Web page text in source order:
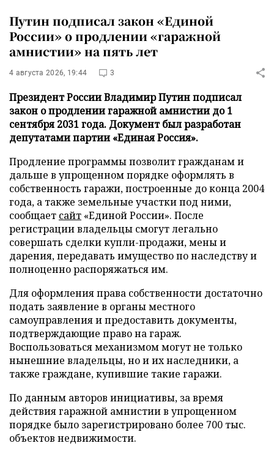
Путин подписал закон «Единой
России» о продлении «гаражной
амнистии» на пять лет
4 августа 2026, 19:44 3
Президент России Владимир Путин подписал
закон о продлении гаражной амнистии до 1
сентября 2031 года. Документ был разработан
депутатами партии «Единая Россия».
Продление программы позволит гражданам и
дальше в упрощенном порядке оформлять в
собственность гаражи, построенные до конца 2004
года, а также земельные участки под ними,
сообщает сайт «Единой России». После
регистрации владельцы смогут легально
совершать сделки купли-продажи, мены и
дарения, передавать имущество по наследству и
полноценно распоряжаться им.
Для оформления права собственности достаточно
подать заявление в органы местного
самоуправления и предоставить документы,
подтверждающие право на гараж.
Воспользоваться механизмом могут не только
нынешние владельцы, но и их наследники, а
также граждане, купившие такие гаражи.
По данным авторов инициативы, за время
действия гаражной амнистии в упрощенном
порядке было зарегистрировано более 700 тыс.
объектов недвижимости.